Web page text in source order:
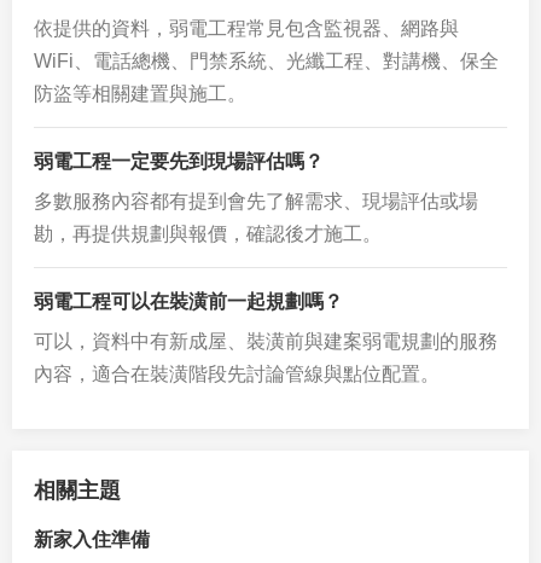
依提供的資料，弱電工程常見包含監視器、網路與
WiFi、電話總機、門禁系統、光纖工程、對講機、保全
防盜等相關建置與施工。
弱電工程一定要先到現場評估嗎？
多數服務內容都有提到會先了解需求、現場評估或場
勘，再提供規劃與報價，確認後才施工。
弱電工程可以在裝潢前一起規劃嗎？
可以，資料中有新成屋、裝潢前與建案弱電規劃的服務
內容，適合在裝潢階段先討論管線與點位配置。
相關主題
新家入住準備